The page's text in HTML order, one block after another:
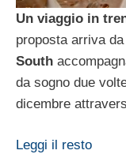
Un viaggio in
proposta arriva da
South
da sogno due
dicembre
Leggi il resto